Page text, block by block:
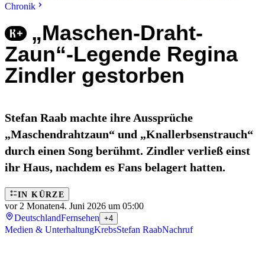
Chronik
„Maschen-Draht-
Zaun“-Legende Regina
Zindler gestorben
Stefan Raab machte ihre Aussprüche
„Maschendrahtzaun“ und „Knallerbsenstrauch“
durch einen Song berühmt. Zindler verließ einst
ihr Haus, nachdem es Fans belagert hatten.
IN KÜRZE
vor 2 Monaten4. Juni 2026 um 05:00
DeutschlandFernsehen +4
Medien & UnterhaltungKrebsStefan RaabNachruf